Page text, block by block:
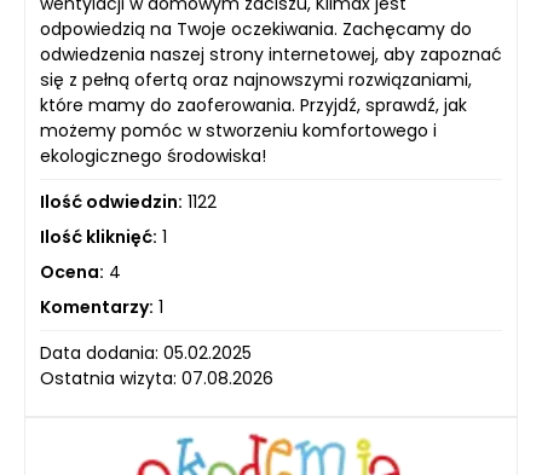
odpowiedzią na Twoje oczekiwania. Zachęcamy do
odwiedzenia naszej strony internetowej, aby zapoznać
się z pełną ofertą oraz najnowszymi rozwiązaniami,
które mamy do zaoferowania. Przyjdź, sprawdź, jak
możemy pomóc w stworzeniu komfortowego i
ekologicznego środowiska!
Ilość odwiedzin: 1122
Ilość kliknięć: 1
Ocena: 4
Komentarzy: 1
Data dodania: 05.02.2025
Ostatnia wizyta: 07.08.2026